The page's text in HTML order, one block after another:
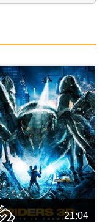
21:04